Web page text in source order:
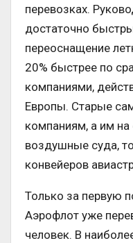
перевозках.
достаточно
переоснащение
20% быстрее по
компаниями,
Европы. Старые
компаниям, а им
воздушные суда,
конвейеров
Только за первую
Аэрофлот уже
человек. В